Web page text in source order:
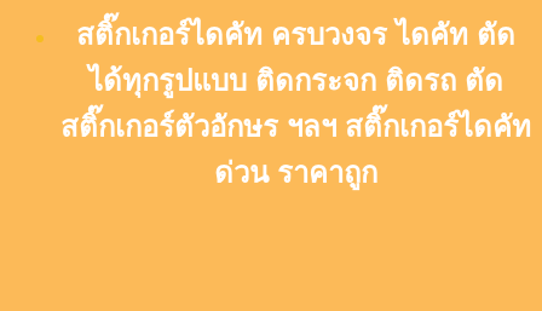
สติ๊กเกอร์ไดคัท ครบวงจร ไดคัท ตัด
ได้ทุกรูปแบบ ติดกระจก ติดรถ ตัด
สติ๊กเกอร์ตัวอักษร ฯลฯ สติ๊กเกอร์ไดคัท
ด่วน ราคาถูก